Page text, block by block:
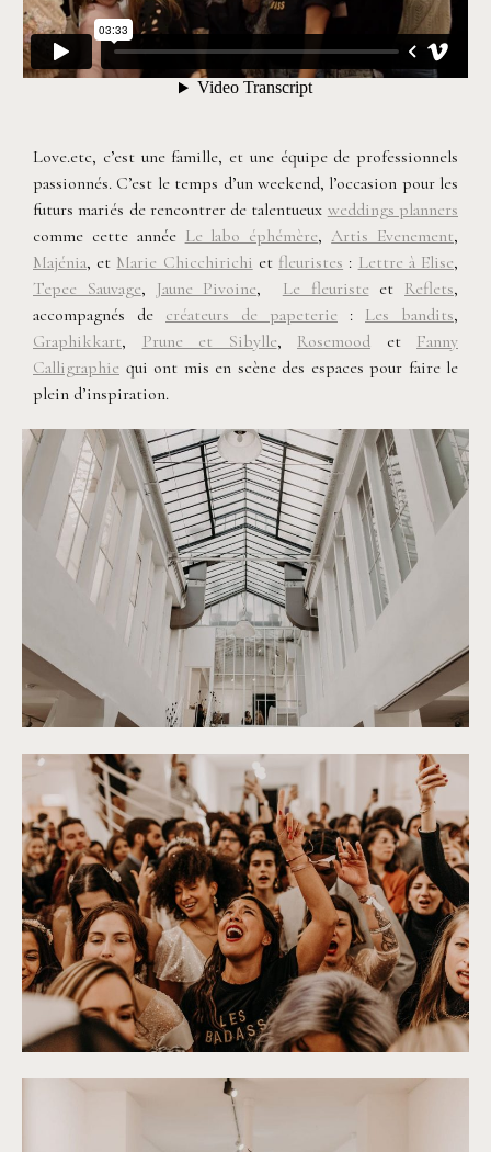
Love.etc, c’est une famille, et une équipe de professionnels
passionnés. C’est le temps d’un weekend, l’occasion pour les
futurs mariés de rencontrer de talentueux weddings planners
comme cette année Le labo éphémère,Artis Evenement,
Majénia, et Marie Chicchirichi et fleuristes : Lettre à Elise,
Tepee Sauvage, Jaune Pivoine, Le fleuriste et Reflets,
accompagnés de créateurs de papeterie : Les bandits,
Graphikkart, Prune et Sibylle, Rosemood et Fanny
Calligraphie qui ont mis en scène des espaces pour faire le
plein d’inspiration.